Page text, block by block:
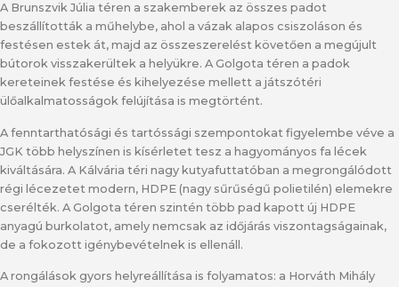
A Brunszvik Júlia téren a szakemberek az összes padot
beszállították a műhelybe, ahol a vázak alapos csiszoláson és
festésen estek át, majd az összeszerelést követően a megújult
bútorok visszakerültek a helyükre. A Golgota téren a padok
kereteinek festése és kihelyezése mellett a játszótéri
ülőalkalmatosságok felújítása is megtörtént.
A fenntarthatósági és tartóssági szempontokat figyelembe véve a
JGK több helyszínen is kísérletet tesz a hagyományos fa lécek
kiváltására. A Kálvária téri nagy kutyafuttatóban a megrongálódott
régi lécezetet modern, HDPE (nagy sűrűségű polietilén) elemekre
cserélték. A Golgota téren szintén több pad kapott új HDPE
anyagú burkolatot, amely nemcsak az időjárás viszontagságainak,
de a fokozott igénybevételnek is ellenáll.
A rongálások gyors helyreállítása is folyamatos: a Horváth Mihály